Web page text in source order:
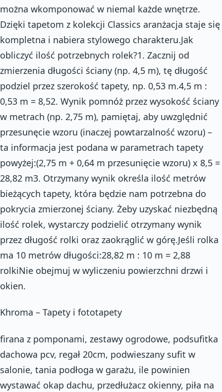
można wkomponować w niemal każde wnętrze.
Dzięki tapetom z kolekcji Classics aranżacja staje się
kompletna i nabiera stylowego charakteru.Jak
obliczyć ilość potrzebnych rolek?1. Zacznij od
zmierzenia długości ściany (np. 4,5 m), tę długość
podziel przez szerokość tapety, np. 0,53 m.4,5 m :
0,53 m = 8,52. Wynik pomnóż przez wysokość ściany
w metrach (np. 2,75 m), pamiętaj, aby uwzględnić
przesunęcie wzoru (inaczej powtarzalność wzoru) –
ta informacja jest podana w parametrach tapety
powyżej:(2,75 m + 0,64 m przesunięcie wzoru) x 8,5 =
28,82 m3. Otrzymany wynik określa ilość metrów
bieżących tapety, która będzie nam potrzebna do
pokrycia zmierzonej ściany. Żeby uzyskać niezbędną
ilość rolek, wystarczy podzielić otrzymany wynik
przez długość rolki oraz zaokrąglić w górę.Jeśli rolka
ma 10 metrów długości:28,82 m : 10 m = 2,88
rolkiNie obejmuj w wyliczeniu powierzchni drzwi i
okien.
Khroma – Tapety i fototapety
firana z pomponami, zestawy ogrodowe, podsufitka
dachowa pcv, regał 20cm, podwieszany sufit w
salonie, tania podłoga w garażu, ile powinien
wystawać okap dachu, przedłużacz okienny, piła na